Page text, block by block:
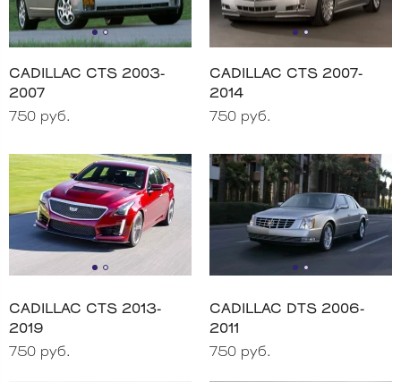
CADILLAC CTS 2003-
2007
750 руб.
CADILLAC CTS 2007-
2014
750 руб.
CADILLAC CTS 2013-
2019
750 руб.
CADILLAC DTS 2006-
2011
750 руб.